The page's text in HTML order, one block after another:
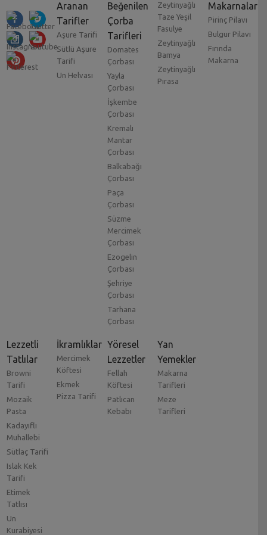
Aranan
Tarifler
Aşure Tarifi
Sütlü Aşure
Tarifi
Un Helvası
Beğenilen
Çorba
Tarifleri
Domates
Çorbası
Yayla
Çorbası
İşkembe
Çorbası
Kremalı
Mantar
Çorbası
Balkabağı
Çorbası
Paça
Çorbası
Süzme
Mercimek
Çorbası
Ezogelin
Çorbası
Şehriye
Çorbası
Tarhana
Çorbası
Zeytinyağlı
Taze Yeşil
Fasulye
Zeytinyağlı
Bamya
Zeytinyağlı
Pırasa
Makarnalar
Pirinç Pilavı
Bulgur Pilavı
Fırında
Makarna
Lezzetli
Tatlılar
Browni
Tarifi
Mozaik
Pasta
Kadayıflı
Muhallebi
Sütlaç Tarifi
Islak Kek
Tarifi
Etimek
Tatlısı
Un
Kurabiyesi
İkramlıklar
Mercimek
Köftesi
Ekmek
Pizza Tarifi
Yöresel
Lezzetler
Fellah
Köftesi
Patlıcan
Kebabı
Yan
Yemekler
Makarna
Tarifleri
Meze
Tarifleri